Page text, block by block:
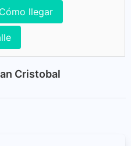
Cómo llegar
Cristobal